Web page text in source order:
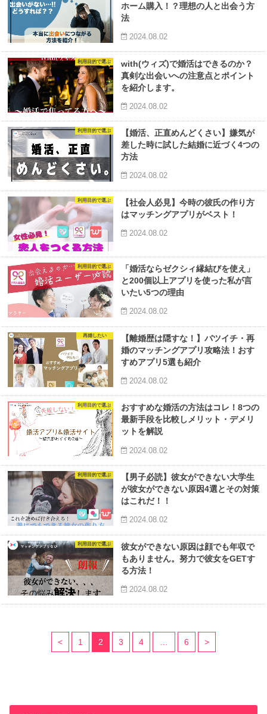
ホーム購入！？理想の人と出会う方
法
2024.08.02
利用目的で選ぶ
with(ウィズ)で婚活はできるのか？
真剣な出会いへの注意点とポイント
を紹介します。
2024.08.02
利用目的で選ぶ
【婚活、正直めんどくさい】嫌気が
差した時に試した結婚に近づく4つの
方法
2024.08.02
利用目的で選ぶ
【社会人必見】今時の彼氏の作り方
はマッチングアプリがベスト！
2024.08.02
利用目的で選ぶ
「婚活ならゼクシィ縁結びを使え」
と200個以上アプリを使った私が言
いたい5つの理由
2024.08.02
再婚したい
【離婚歴は隠すな！】バツイチ・再
婚のマッチングアプリ攻略法！おす
すめアプリ5選も紹介
2024.08.02
利用目的で選ぶ
おすすめな婚活の方法はコレ！8つの
最新手段を比較しメリット・デメリ
ットを解説
2024.08.02
利用目的で選ぶ
【男子必読】彼女ができない大学生
が彼女ができない原因4選とその対策
はこれだ！！
2024.08.02
利用目的で選ぶ
彼女ができない原因は顔でも年収で
もありません。努力で彼女をGETす
る方法！
2024.08.02
< 1 2 3 4 6 >